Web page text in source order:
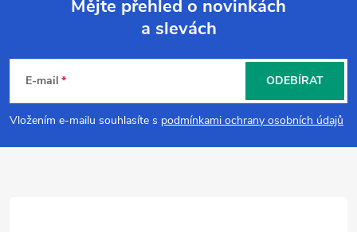
p
a
Mějte přehled o novinkách
a slevách
E-mail
Vložením e-mailu souhlasíte s podmínkami ochrany osobních údajů
ODEBÍRAT